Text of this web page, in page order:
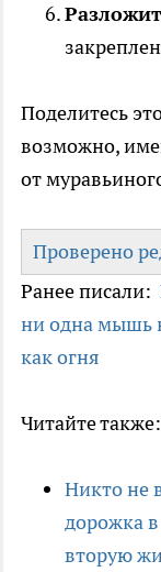
Поделитесь
возможно,
от
Проверено
Ранее писали:
ни одна мышь
как огня
Читайте также:
Никто не
дорожка
вторую